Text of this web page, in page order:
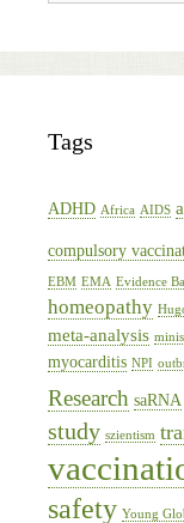
Tags
ADHD Africa AIDS
compulsory
EBM EMA Evidence
homeopathy
meta-analysis
myocarditis NPI
Research saRNA
study szientism
safety Young